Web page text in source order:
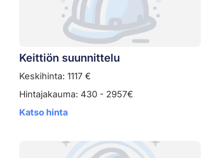
Keittiön suunnittelu
Keskihinta: 1117 €
Hintajakauma: 430 - 2957€
Katso hinta